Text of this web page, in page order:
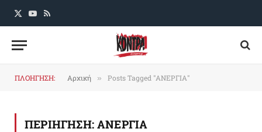
X
YouTube
RSS
ΠΛΟΗΓΗΣΗ: Αρχική » Posts Tagged "ΑΝΕΡΓΙΑ"
ΠΕΡΙΗΓΗΣΗ:ΑΝΕΡΓΙΑ